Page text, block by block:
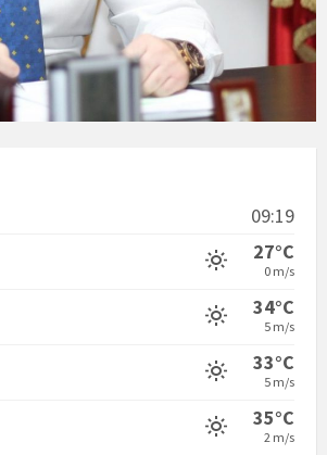
09:19
27°C
0 m/s
34°C
5 m/s
33°C
5 m/s
35°C
2 m/s